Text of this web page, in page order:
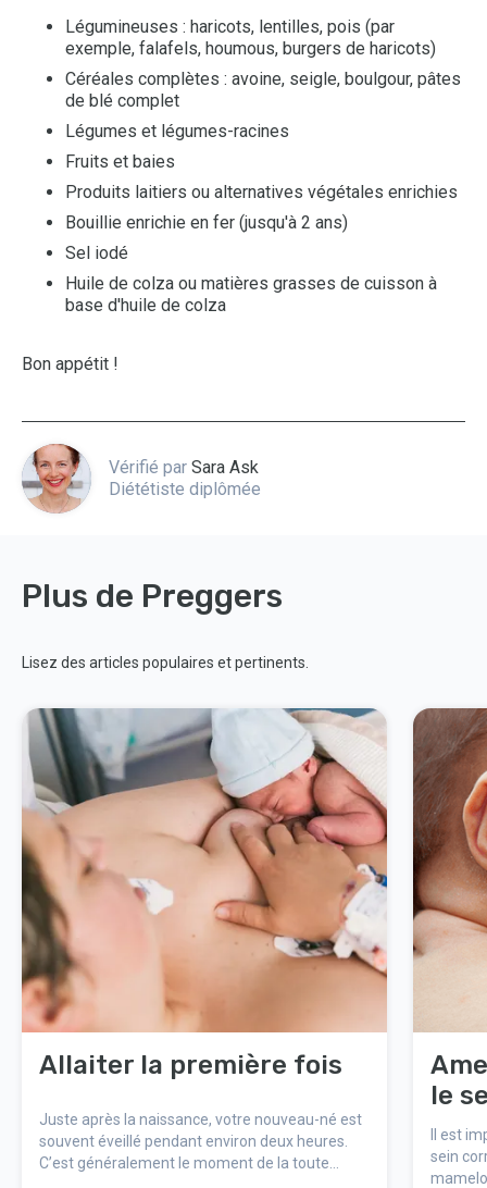
Légumineuses : haricots, lentilles, pois (par
exemple, falafels, houmous, burgers de haricots)
Céréales complètes : avoine, seigle, boulgour, pâtes
de blé complet
Légumes et légumes-racines
Fruits et baies
Produits laitiers ou alternatives végétales enrichies
Bouillie enrichie en fer (jusqu'à 2 ans)
Sel iodé
Huile de colza ou matières grasses de cuisson à
base d'huile de colza
Bon appétit !
Vérifié par Sara Ask
Diététiste diplômée
Plus de Preggers
Lisez des articles populaires et pertinents.
Allaiter la première fois
Juste après la naissance, votre nouveau-né est
souvent éveillé pendant environ deux heures.
C’est généralement le moment de la toute
le
Il est
sein